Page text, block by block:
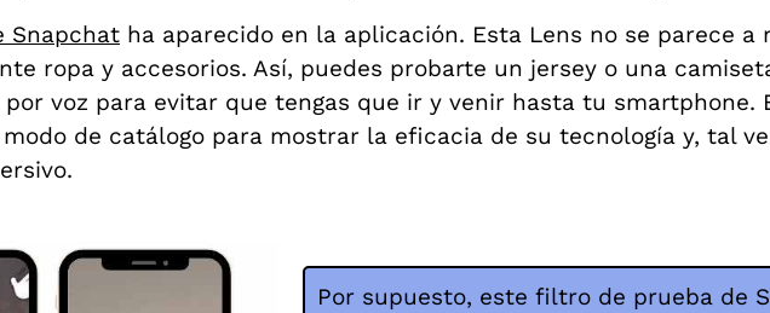
Snapchat ha aparecido en la aplicación. Esta Lens no se parece a
ropa y accesorios. Así, puedes probarte un jersey o una
voz para evitar que tengas que ir y venir hasta tu smartphone.
de catálogo para mostrar la eficacia de su tecnología y, tal
Por supuesto, este filtro de prueba de